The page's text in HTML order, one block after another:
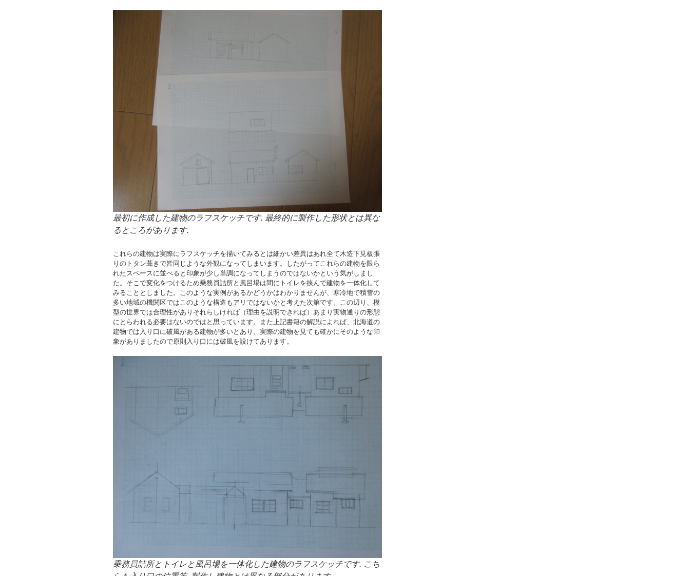
最初に作成した建物のラフスケッチです. 最終的に製作した形状とは異な
るところがあります.
これらの建物は実際にラフスケッチを描いてみるとは細かい差異はあれ全て木造下見板張
りのトタン葺きで皆同じような外観になってしまいます。したがってこれらの建物を限ら
れたスペースに並べると印象が少し単調になってしまうのではないかという気がしまし
た。そこで変化をつけるため乗務員詰所と風呂場は間にトイレを挟んで建物を一体化して
みることとしました。このような実例があるかどうかはわかりませんが、寒冷地で積雪の
多い地域の機関区ではこのような構造もアリではないかと考えた次第です。この辺り、模
型の世界では合理性がありそれらしければ（理由を説明できれば）あまり実物通りの形態
にとらわれる必要はないのではと思っています。また上記書籍の解説によれば、北海道の
建物では入り口に破風がある建物が多いとあり、実際の建物を見ても確かにそのような印
象がありましたので原則入り口には破風を設けてあります。
乗務員詰所とトイレと風呂場を一体化した建物のラフスケッチです. こち